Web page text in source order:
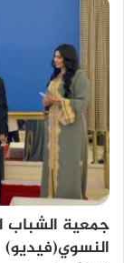
جمعية الشباب
النسوي(فيديو)